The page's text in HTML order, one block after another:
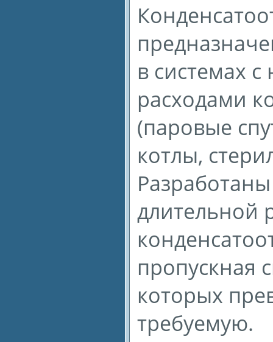
в системах
расходами
(паровые
котлы,
длительной
пропускная
которых
требуемую.